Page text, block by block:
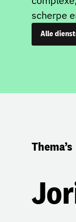
scherpe
Alle
Thema’s